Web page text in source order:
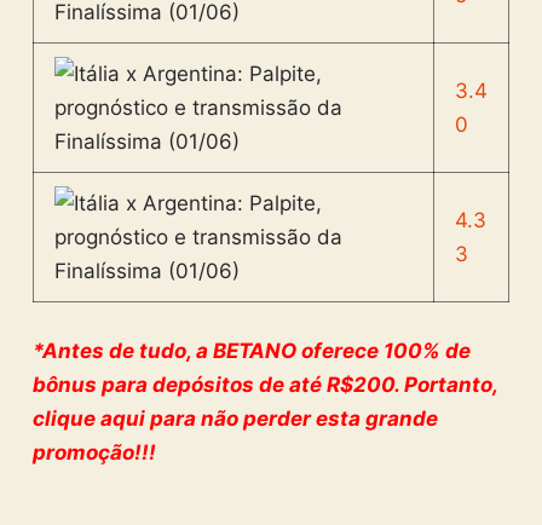
3.4
0
4.3
3
*Antes de tudo, a BETANO oferece 100% de
bônus para depósitos de até R$200. Portanto,
clique aqui para não perder esta grande
promoção!!!